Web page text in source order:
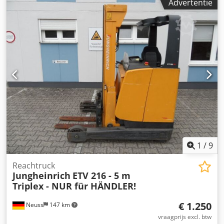
, masttype:
, bouwhoogte:
2.700 mm, vorklengte: 1.150 mm, leeggewicht:3.394 kg
aandrijftype:Elektro
, Schuifmaststapelaar
Chassisnummer: 91155615 Lastzwaartepunt: 500 ISO-
klasse: ISO-klasse 2 = 1.000 - 2.500 kg Masttype: Triplex
Staat: Direct inzetbaar en volledig functioneel Technische
staat: goed Voorbanden, type: Polyurethaan Voorbanden,
staat: 40 - 60% Achterbanden, type: Polyurethaan
Achterbanden, staat: 40 - 60% Batterij, voltage: 51V
Batterij, capaciteit: 390Ah Batterij, type: Lithium-ion
Batterij, bouwjaar: 2021 Chjdpfszq Ibbjx Acaja Zijdelings
verschuifbare vorken, 3e hydraulische leiding, werklamp
voor.
Advertentie
1 /9
Neuss 147 km
Reachtruck
Jungheinrich ETV 216 - 5 m
Triplex - NUR für HÄNDLER!
€ 1.250
vraagprijs excl. btw